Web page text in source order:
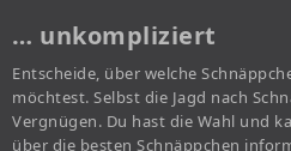
… unkompliziert
Entscheide, über welche
möchtest. Selbst die Jagd nach
Vergnügen. Du hast die Wahl und
über die besten Schnäppchen